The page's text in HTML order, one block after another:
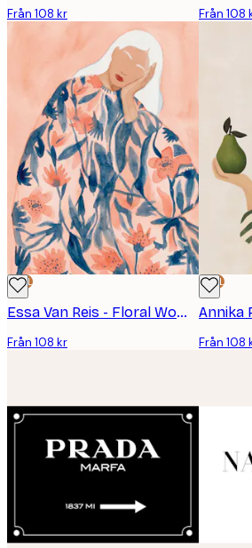
Från 108 kr Från 108
DEAL
Essa Van Reis - Floral Woman Dreaming Poster
Från 108 kr
DEAL
Från 108